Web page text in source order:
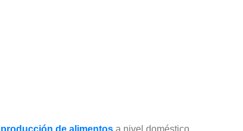
producción de alimentos a nivel doméstico,